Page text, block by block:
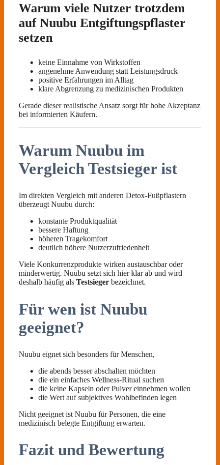
Warum viele Nutzer trotzdem
auf Nuubu Entgiftungspflaster
setzen
keine Einnahme von Wirkstoffen
angenehme Anwendung statt Leistungsdruck
positive Erfahrungen im Alltag
klare Abgrenzung zu medizinischen Produkten
Gerade dieser realistische Ansatz sorgt für hohe Akzeptanz
bei informierten Käufern.
Warum Nuubu im
Vergleich Testsieger ist
Im direkten Vergleich mit anderen Detox-Fußpflastern
überzeugt Nuubu durch:
konstante Produktqualität
bessere Haftung
höheren Tragekomfort
deutlich höhere Nutzerzufriedenheit
Viele Konkurrenzprodukte wirken austauschbar oder
minderwertig. Nuubu setzt sich hier klar ab und wird
deshalb häufig als Testsieger bezeichnet.
Für wen ist Nuubu
geeignet?
Nuubu eignet sich besonders für Menschen,
die abends besser abschalten möchten
die ein einfaches Wellness-Ritual suchen
die keine Kapseln oder Pulver einnehmen wollen
die Wert auf subjektives Wohlbefinden legen
Nicht geeignet ist Nuubu für Personen, die eine
medizinisch belegte Entgiftung erwarten.
Fazit und Bewertung